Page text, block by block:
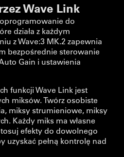
Wave Link
do
działa z każdym
z Wave:3 MK.2 zapewnia
bezpośrednie sterowanie
Gain i ustawienia
funkcji Wave Link jest
miksów. Twórz osobiste
miksy strumieniowe, miksy
Każdy miks ma własne
efekty do dowolnego
uzyskać pełną kontrolę nad